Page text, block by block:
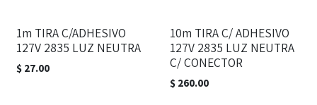
1m TIRA C/ADHESIVO
127V 2835 LUZ NEUTRA
$ 27.00
10m TIRA C/ ADHESIVO
127V 2835 LUZ NEUTRA
C/ CONECTOR
$ 260.00